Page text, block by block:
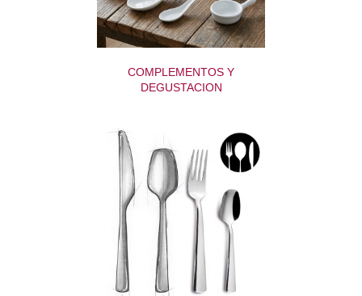
COMPLEMENTOS Y
DEGUSTACION